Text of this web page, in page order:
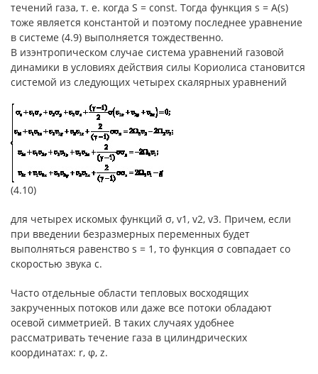
течений газа, т. е. когда S = const. Тогда функция s = A(s)
тоже является константой и поэтому последнее уравнение
в системе (4.9) выполняется тождественно.
В изэнтропическом случае система уравнений газовой
динамики в условиях действия силы Кориолиса становится
системой из следующих четырех скалярных уравнений
(4.10)
для четырех искомых функций σ, v1, v2, v3. Причем, если
при введении безразмерных переменных будет
выполняться равенство s = 1, то функция σ совпадает со
скоростью звука c.
Часто отдельные области тепловых восходящих
закрученных потоков или даже все потоки обладают
осевой симметрией. В таких случаях удобнее
рассматривать течение газа в цилиндрических
координатах: r, φ, z.